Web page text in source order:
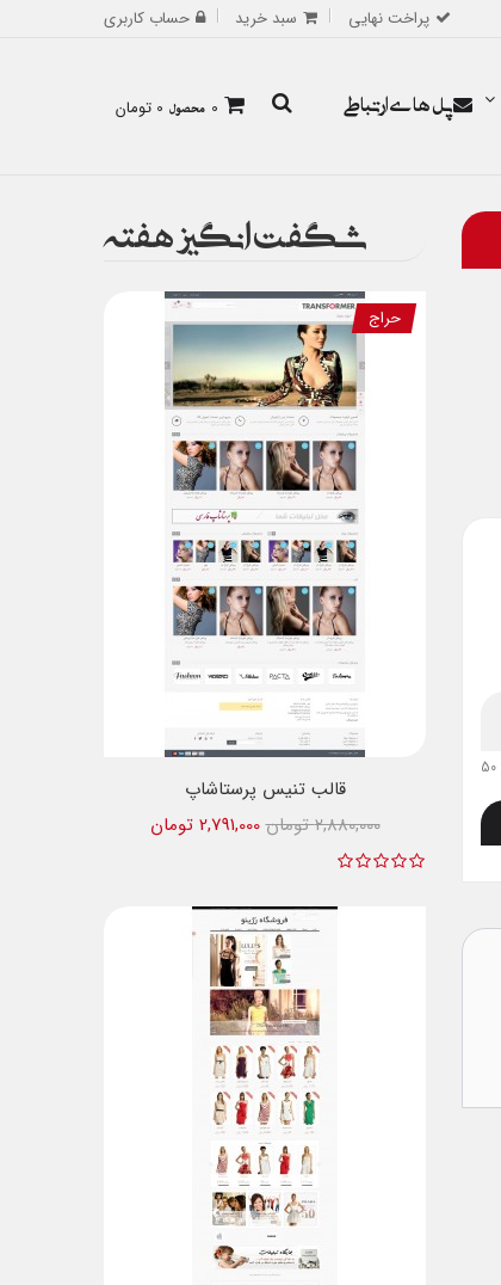
پراخت نهایی سبد خرید حساب کاربری
0 محصول 0 تومان پل های ارتباطی
شگفت انگیز هفته
حراج
قالب تنیس پرستاشاپ
2,791,000 تومان
2,880,000 تومان